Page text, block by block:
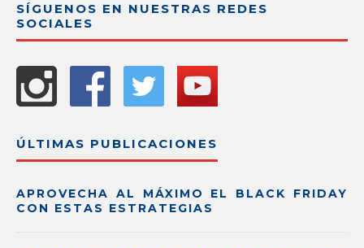
SÍGUENOS EN NUESTRAS REDES
SOCIALES
ÚLTIMAS PUBLICACIONES
APROVECHA AL MÁXIMO EL BLACK FRIDAY
CON ESTAS ESTRATEGIAS